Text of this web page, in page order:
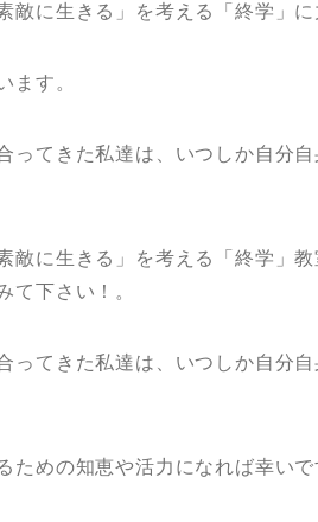
に生きる」を考える「終学」に
ます。
ってきた私達は、いつしか自分
に生きる」を考える「終学」
て下さい！。
ってきた私達は、いつしか自分
ための知恵や活力になれば幸いで